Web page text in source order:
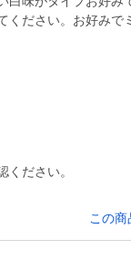
ください。お好みで
ださい。
この